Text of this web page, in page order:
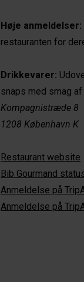
Høje anmeldelser:
restauranten for
Drikkevarer:
snaps med smag
Kompagnistræde 8
1208 København K
Restaurant website
Bib Gourmand
Anmeldelse på
Anmeldelse på